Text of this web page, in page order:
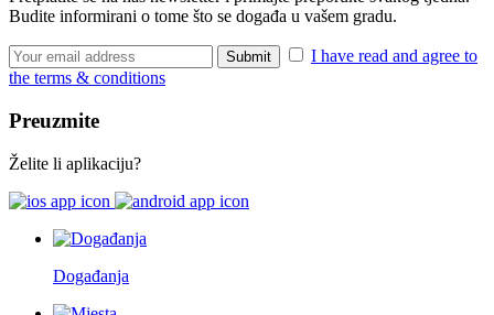
Budite informirani o tome što se događa u vašem gradu.
I have read and agree to
the terms & conditions
Preuzmite
Želite li aplikaciju?
Događanja